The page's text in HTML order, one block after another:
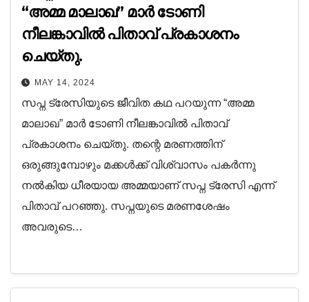
“അമ്മ മാലാഖ” മാർ ടോണി
നീലങ്കാവിൽ പിതാവ് പ്രകാശനം
ചെയ്തു.
MAY 14, 2024
സപ്ന ട്രേസിയുടെ ജീവിത കഥ പറയുന്ന “അമ്മ
മാലാഖ” മാർ ടോണി നീലങ്കാവിൽ പിതാവ്
പ്രകാശനം ചെയ്തു. തന്റെ മരണത്തിന്
ഒരുങ്ങുമ്പോഴും മക്കൾക്ക് വിശ്വാസം പകർന്നു
നൽകിയ ധീരയായ അമ്മയാണ് സപ്ന ട്രേസി എന്ന്
പിതാവ് പറഞ്ഞു. സപ്നയുടെ മരണശേഷം
അവരുടെ…